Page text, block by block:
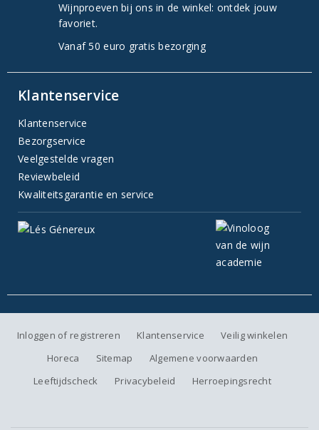
Wijnproeven bij ons in de winkel: ontdek jouw
favoriet.
Vanaf 50 euro gratis bezorging
Klantenservice
Klantenservice
Bezorgservice
Veelgestelde vragen
Reviewbeleid
Kwaliteitsgarantie en service
Inloggen of registreren Klantenservice
Veilig winkelen
Horeca
Sitemap
Algemene voorwaarden
Leeftijdscheck
Privacybeleid Herroepingsrecht